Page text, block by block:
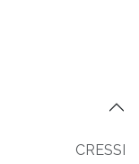
CRESSI